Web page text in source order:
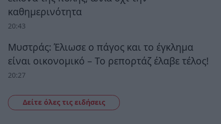
καθημερινότητα
20:43
Μυστράς: Έλιωσε ο πάγος και το έγκλημα
είναι οικονομικό – Το ρεπορτάζ έλαβε τέλος!
20:27
Δείτε όλες τις ειδήσεις